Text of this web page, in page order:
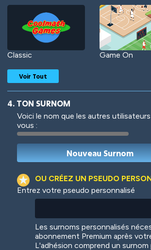
Classic Game On
Woof
Colorful
Voir Tout
4. TON SURNOM
Voici le nom que les autres
vous :
OU CRÉEZ UN PSEUDO
Entrez votre pseudo personnalisé
Les surnoms personnalisés
abonnement Premium après
L'adhésion comprend un surnom